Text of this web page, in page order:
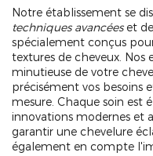
Notre établissement se
techniques avancéeset de
spécialement conçus
textures de cheveux. Nos
minutieuse de votre
précisément vos besoins
mesure. Chaque soin est
innovations modernes et
garantir une chevelure
également en compte